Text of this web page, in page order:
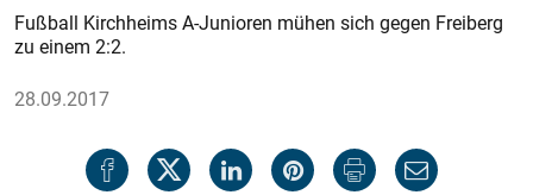
Fußball Kirchheims A-Junioren mühen sich gegen Freiberg
zu einem 2:2.
28.09.2017